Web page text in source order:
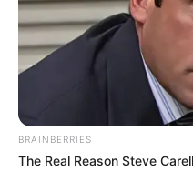
BRAINBERRIES
The Real Reason Steve